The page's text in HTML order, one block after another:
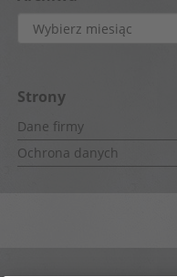
Archiwa
Strony
Dane firmy
Ochrona danych